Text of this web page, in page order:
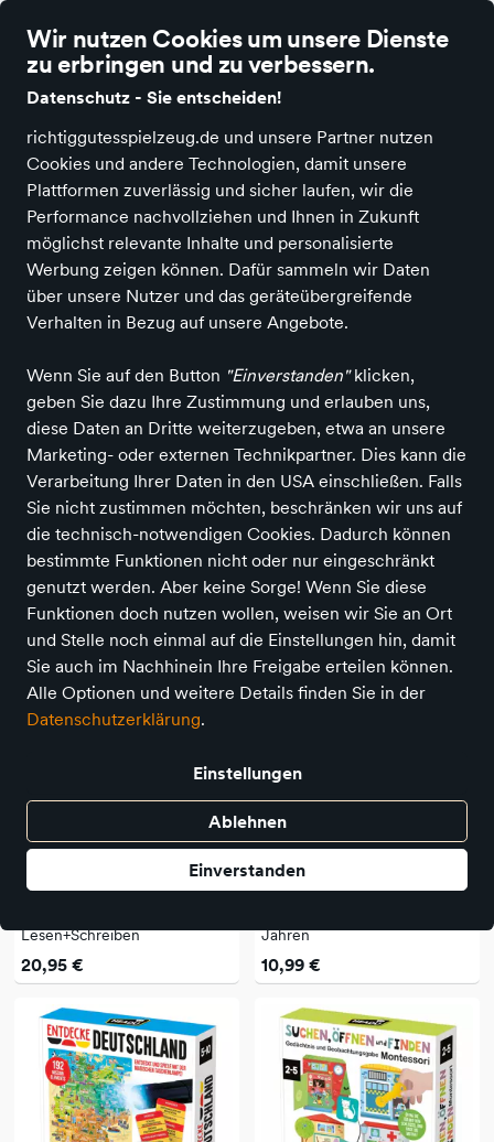
Wir nutzen Cookies um unsere Dienste
zu erbringen und zu verbessern.
Datenschutz - Sie entscheiden!
richtiggutesspielzeug.de und unsere Partner nutzen
Cookies und andere Technologien, damit unsere
Plattformen zuverlässig und sicher laufen, wir die
Performance nachvollziehen und Ihnen in Zukunft
möglichst relevante Inhalte und personalisierte
Werbung zeigen können. Dafür sammeln wir Daten
über unsere Nutzer und das geräteübergreifende
Verhalten in Bezug auf unsere Angebote.
Wenn Sie auf den Button "Einverstanden"klicken,
geben Sie dazu Ihre Zustimmung und erlauben uns,
diese Daten an Dritte weiterzugeben, etwa an unsere
Marketing- oder externen Technikpartner. Dies kann die
Verarbeitung Ihrer Daten in den USA einschließen. Falls
Sie nicht zustimmen möchten, beschränken wir uns auf
die technisch-notwendigen Cookies. Dadurch können
bestimmte Funktionen nicht oder nur eingeschränkt
genutzt werden. Aber keine Sorge! Wenn Sie diese
Funktionen doch nutzen wollen, weisen wir Sie an Ort
und Stelle noch einmal auf die Einstellungen hin, damit
Sie auch im Nachhinein Ihre Freigabe erteilen können.
Alle Optionen und weitere Details finden Sie in der
Datenschutzerklärung.
Einstellungen
Ablehnen
Einverstanden
Alle Kategorien Neuheiten Angebote Spielen & Basteln
Bauer Headu Spiele
ALLE FILTER
Suchbegriff Mindestalter Angebote
21 Produkte
Headu
Lesen+Schreiben
20,95 €
Headu
Jahren
10,99 €